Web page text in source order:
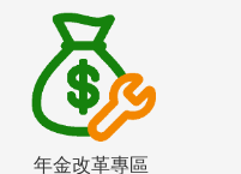
年金改革專區